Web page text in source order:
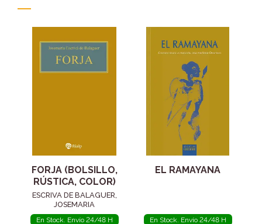
FORJA (BOLSILLO,
RÚSTICA, COLOR)
ESCRIVA DE BALAGUER,
JOSEMARIA
En Stock. Envío 24/48 H
EL RAMAYANA
En Stock. Envío 24/48 H